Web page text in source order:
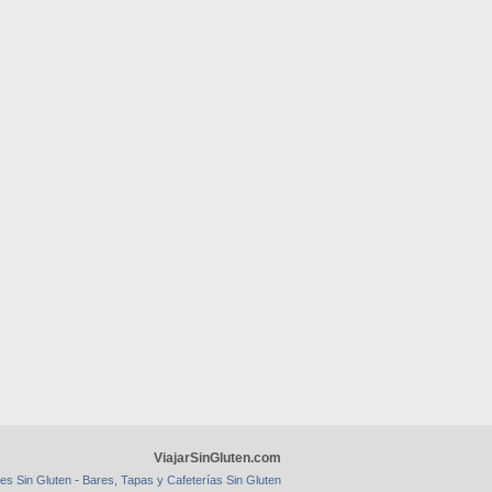
ViajarSinGluten.com
Sin Gluten - Bares, Tapas y Cafeterías Sin Gluten